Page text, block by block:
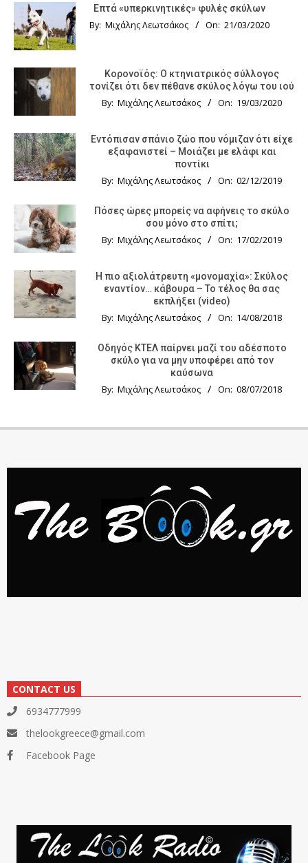
Επτά «υπερκινητικές» φυλές σκύλων
By: Μιχάλης Λεωτσάκος On: 21/03/2020
Κορονοϊός: Ο κτηνιατρικός σύλλογος
τονίζει ότι δεν πέθανε σκύλος λόγω του ιού
By: Μιχάλης Λεωτσάκος On: 19/03/2020
Εντόπισαν σπάνιο ζώο που νόμιζαν ότι είχε
εξαφανιστεί – Μοιάζει με ελάφι και
ποντίκι
By: Μιχάλης Λεωτσάκος On: 02/12/2019
Πόσες ώρες μπορείς να αφήνεις το σκύλο
σου μόνο στο σπίτι;
By: Μιχάλης Λεωτσάκος On: 17/02/2019
Η πιο αξιολάτρευτη «μονομαχία»: Σκύλος
εναντίον… κάβουρα – Το τέλος θα σας
εκπλήξει (video)
By: Μιχάλης Λεωτσάκος On: 14/08/2018
Οδηγός KTΕΛ παίρνει μαζί του αδέσποτο
σκύλο για να μην υποφέρει από τον
καύσωνα
By: Μιχάλης Λεωτσάκος On: 08/07/2018
CONTACT US
6934777999
thelookgreece@gmail.com
Facebook Page